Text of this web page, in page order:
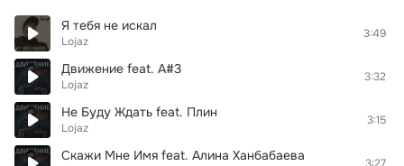
Я тебя не искал
Lojaz
3:49
Движение feat. A#3
Lojaz
3:32
Не Буду Ждать feat. Плин
Lojaz
3:15
Скажи Мне Имя feat. Алина Ханбабаева